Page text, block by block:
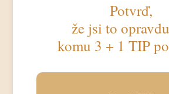
Potvrď,
že jsi to
komu 3 + 1 TIP